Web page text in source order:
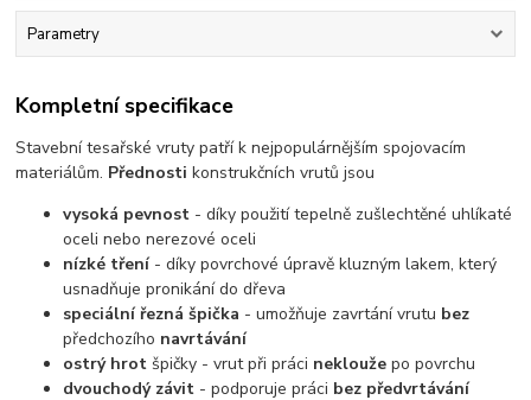
Parametry
Kompletní specifikace
Stavební tesařské vruty patří k nejpopulárnějším spojovacím
materiálům. Přednosti konstrukčních vrutů jsou
vysoká pevnost - díky použití tepelně zušlechtěné uhlíkaté
oceli nebo nerezové oceli
nízké tření- díky povrchové úpravě kluzným lakem, který
usnadňuje pronikání do dřeva
speciální řezná špička - umožňuje zavrtání vrutu bez
předchozího navrtávání
ostrý hrot špičky - vrut při práci nekloužepo povrchu
dvouchodý závit - podporuje práci bez předvrtávání